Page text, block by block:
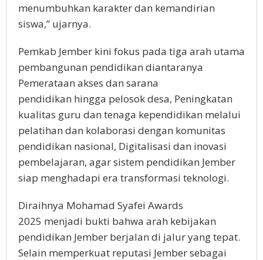
menumbuhkan karakter dan kemandirian
siswa,” ujarnya.
Pemkab Jember kini fokus pada tiga arah utama
pembangunan pendidikan diantaranya
Pemerataan akses dan sarana
pendidikan hingga pelosok desa, Peningkatan
kualitas guru dan tenaga kependidikan melalui
pelatihan dan kolaborasi dengan komunitas
pendidikan nasional, Digitalisasi dan inovasi
pembelajaran, agar sistem pendidikan Jember
siap menghadapi era transformasi teknologi.
Diraihnya Mohamad Syafei Awards
2025 menjadi bukti bahwa arah kebijakan
pendidikan Jember berjalan di jalur yang tepat.
Selain memperkuat reputasi Jember sebagai